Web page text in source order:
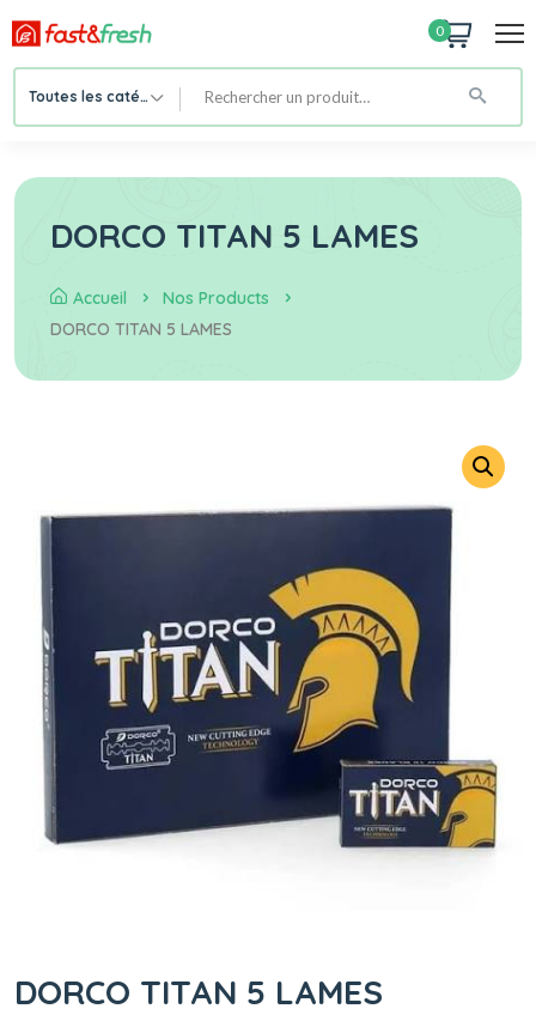
0
Toutes les catégories
DORCO TITAN 5 LAMES
Accueil
Nos Products
DORCO TITAN 5 LAMES
DORCO TITAN 5 LAMES